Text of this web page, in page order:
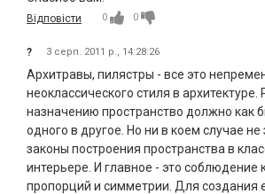
Відповісти 0 0
? 3 серп. 2011 р., 14:28:26
Архитравы, пилястры - все это
неоклассического стиля в архитектуре.
назначению пространство должно как
одного в другое. Но ни в коем случае
законы построения пространства в
интерьере. И главное - это соблюдение
пропорций и симметрии. Для создания